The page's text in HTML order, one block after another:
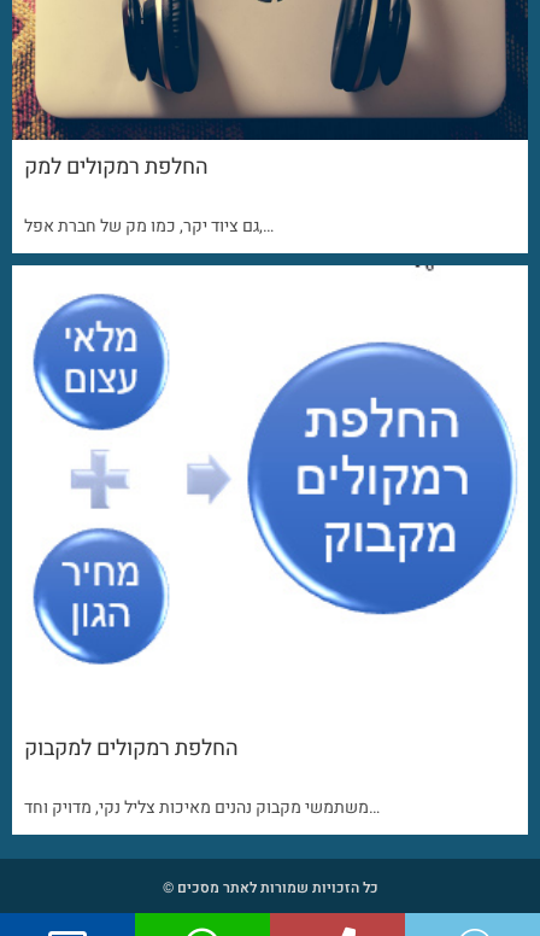
החלפת רמקולים למק
גם ציוד יקר, כמו מק של חברת אפל,…
החלפת רמקולים למקבוק
משתמשי מקבוק נהנים מאיכות צליל נקי, מדויק וחד…
כל הזכויות שמורות לאתר מסכים ©